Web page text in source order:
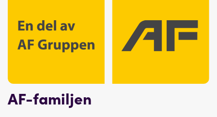
AF-familjen